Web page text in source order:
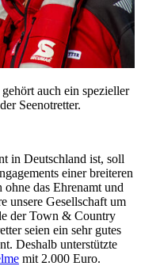
auch ein spezieller
Seenotretter.
in Deutschland ist, soll
einer breiteren
das Ehrenamt und
unsere Gesellschaft um
der Town & Country
seien ein sehr gutes
Deshalb unterstützte
mit 2.000 Euro.